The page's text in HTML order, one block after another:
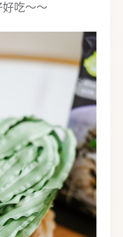
吃～～